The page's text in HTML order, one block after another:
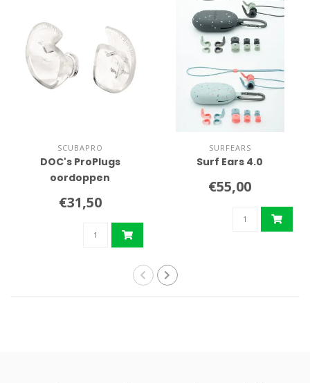
SCUBAPRO
DOC's ProPlugs
oordoppen
€31,50
SURFEARS
Surf Ears 4.0
€55,00